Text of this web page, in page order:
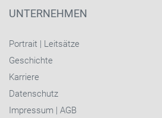
UNTERNEHMEN
Portrait
Leitsätze
Geschichte
Karriere
Datenschutz
Impressum
AGB